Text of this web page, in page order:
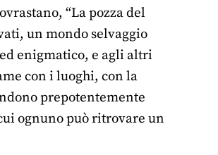
“La pozza del
un mondo selvaggio
enigmatico, e agli altri
con i luoghi, con la
prepotentemente
ognuno può ritrovare un